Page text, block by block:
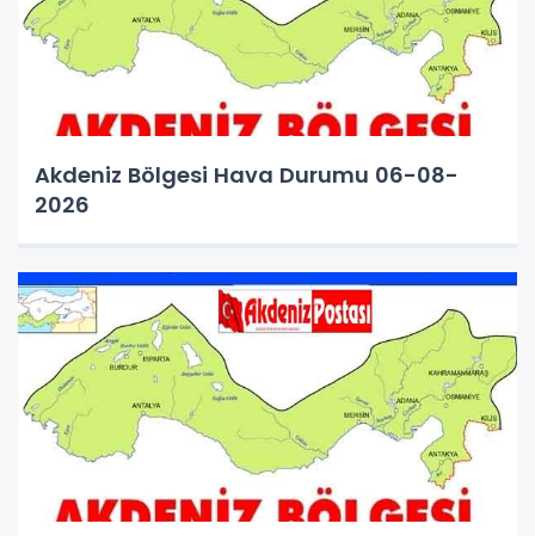
Akdeniz Bölgesi Hava Durumu 06-08-
2026